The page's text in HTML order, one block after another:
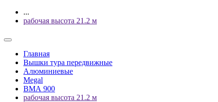
...
рабочая высота 21.2 м
Главная
Вышки тура передвижные
Алюминиевые
Megal
ВМА 900
рабочая высота 21.2 м